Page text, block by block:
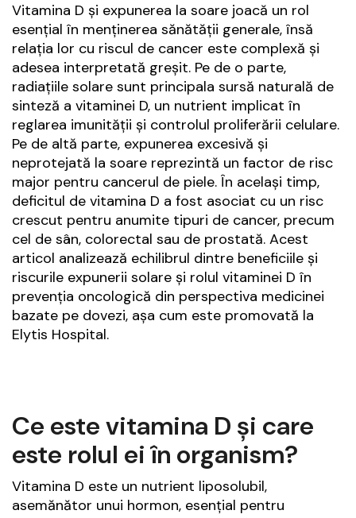
Vitamina D și expunerea la soare joacă un rol
esențial în menținerea sănătății generale, însă
relația lor cu riscul de cancer este complexă și
adesea interpretată greșit. Pe de o parte,
radiațiile solare sunt principala sursă naturală de
sinteză a vitaminei D, un nutrient implicat în
reglarea imunității și controlul proliferării celulare.
Pe de altă parte, expunerea excesivă și
neprotejată la soare reprezintă un factor de risc
major pentru cancerul de piele. În același timp,
deficitul de vitamina D a fost asociat cu un risc
crescut pentru anumite tipuri de cancer, precum
cel de sân, colorectal sau de prostată. Acest
articol analizează echilibrul dintre beneficiile și
riscurile expunerii solare și rolul vitaminei D în
prevenția oncologică din perspectiva medicinei
bazate pe dovezi, așa cum este promovată la
Elytis Hospital.
Ce este vitamina D și care
este rolul ei în organism?
Vitamina D este un nutrient liposolubil,
asemănător unui hormon, esențial pentru